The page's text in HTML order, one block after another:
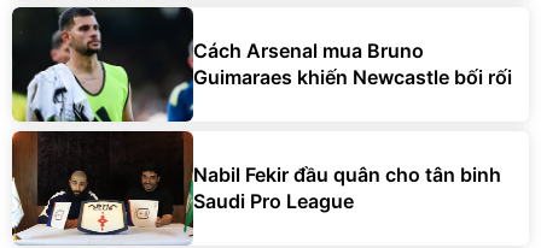
Cách Arsenal mua Bruno
Guimaraes khiến Newcastle bối rối
Nabil Fekir đầu quân cho tân binh
Saudi Pro League